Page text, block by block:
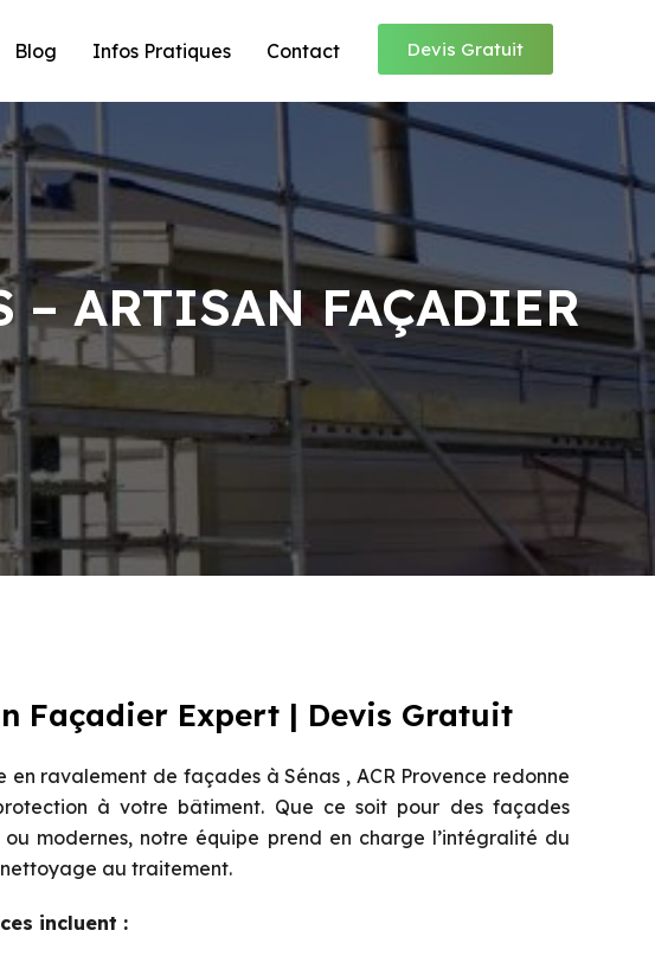
Blog Infos Pratiques Contact Devis Gratuit
– ARTISAN FAÇADIER
Façadier Expert | Devis Gratuit
en ravalement de façades à Sénas , ACR Provence redonne
à votre bâtiment. Que ce soit pour des façades
ou modernes, notre équipe prend en charge l’intégralité du
au traitement.
incluent :